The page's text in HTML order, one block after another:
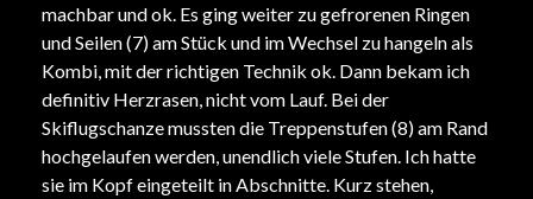
machbar und ok. Es ging weiter zu gefrorenen Ringen
und Seilen (7) am Stück und im Wechsel zu hangeln als
Kombi, mit der richtigen Technik ok. Dann bekam ich
definitiv Herzrasen, nicht vom Lauf. Bei der
Skiflugschanze mussten die Treppenstufen (8) am Rand
hochgelaufen werden, unendlich viele Stufen. Ich hatte
sie im Kopf eingeteilt in Abschnitte. Kurz stehen,